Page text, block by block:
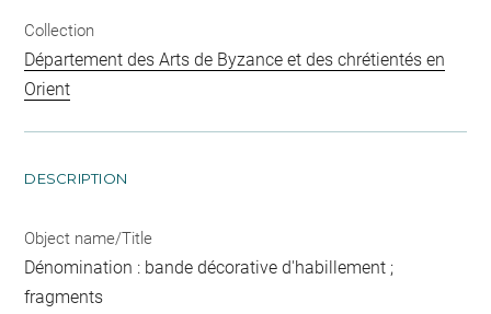
Collection
Département des Arts de Byzance et des chrétientés en
Orient
DESCRIPTION
Object name/Title
Dénomination : bande décorative d'habillement ;
fragments